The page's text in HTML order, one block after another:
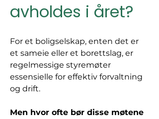
avholdes i året?
For et boligselskap, enten det er
et sameie eller et borettslag, er
regelmessige styremøter
essensielle for effektiv forvaltning
og drift.
Men hvor ofte bør disse møtene